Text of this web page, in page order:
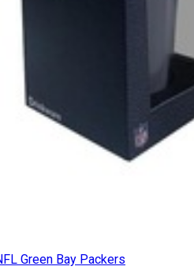
Green Bay Packers